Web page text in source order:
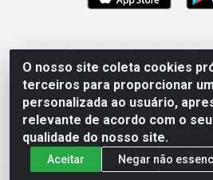
O nosso site coleta cookies
terceiros para proporcionar
personalizada ao usuário,
relevante de acordo com o
qualidade do nosso site.
Aceitar
Negar não
Eletrofarias Materiais Eletricos
Chateaubriand, 2500 - Distrito
Grande/PB - CEP 58.410-062 -
40